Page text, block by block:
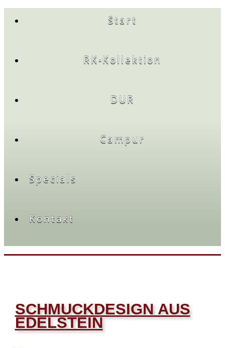
Start
RK-Kollektion
DUR
Campur
Specials
Kontakt
SCHMUCKDESIGN AUS
EDELSTEIN